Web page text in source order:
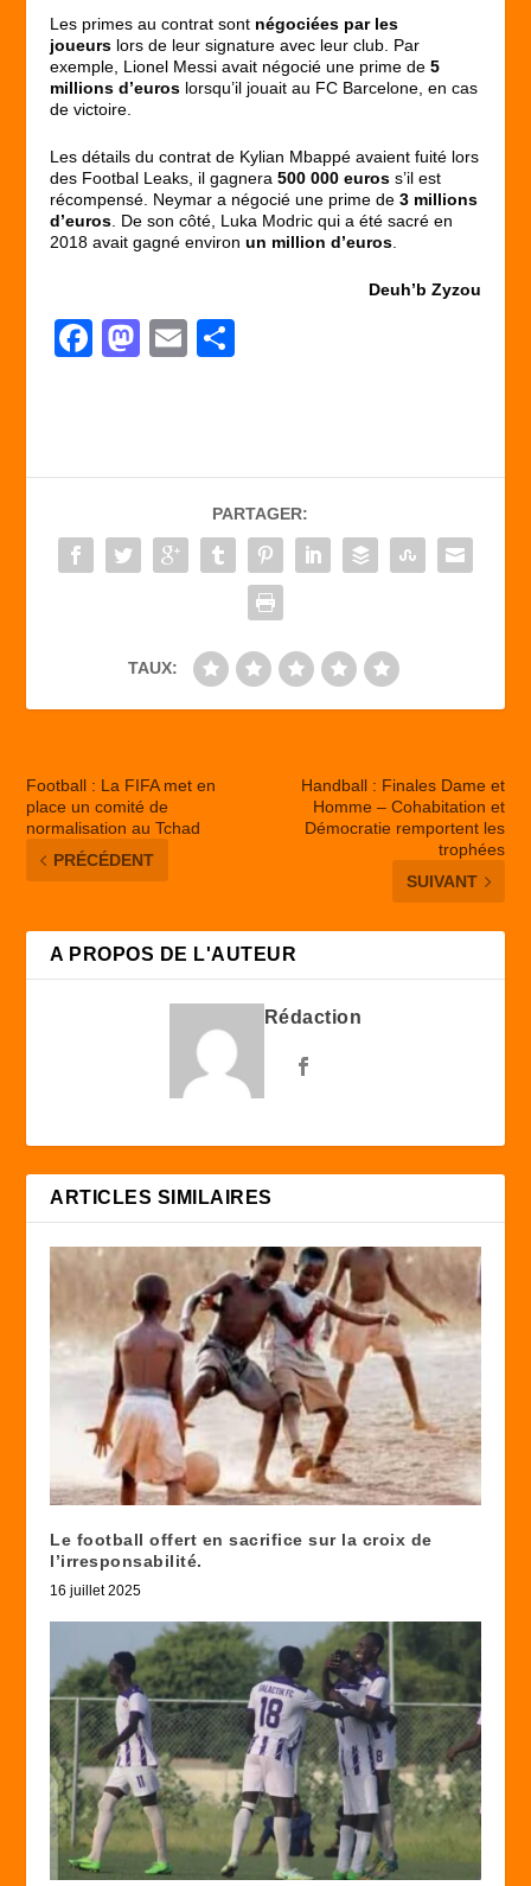
Les primes au contrat sont négociées par les
joueurs lors de leur signature avec leur club. Par
exemple, Lionel Messi avait négocié une prime de5
millions d’euros lorsqu’il jouait au FC Barcelone, en cas
de victoire.
Les détails du contrat de Kylian Mbappé avaient fuité lors
des Footbal Leaks, il gagnera500 000 euros s’il est
récompensé. Neymar a négocié une prime de3 millions
d’euros . De son côté, Luka Modric qui a été sacré en
2018 avait gagné environun million d’euros
Deuh’b Zyzou
F
b
o
o
M
d
o
n
E
er
PARTAGER:
TAUX:
Football : La FIFA met en
place un comité de
normalisation au Tchad
PRÉCÉDENT
Handball : Finales Dame et
Homme – Cohabitation et
Démocratie remportent les
trophées
SUIVANT
A PROPOS DE L'AUTEUR
Rédaction
ARTICLES SIMILAIRES
Le football offert en sacrifice sur la croix de
l’irresponsabilité.
16 juillet 2025